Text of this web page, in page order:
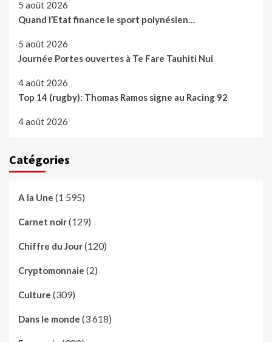
5 août 2026
Quand l’Etat finance le sport polynésien…
5 août 2026
Journée Portes ouvertes à Te Fare Tauhiti Nui
4 août 2026
Top 14 (rugby): Thomas Ramos signe au Racing 92
4 août 2026
Catégories
A la Une (1 595)
Carnet noir(129)
Chiffre du Jour(120)
Cryptomonnaie (2)
Culture (309)
Dans le monde (3 618)